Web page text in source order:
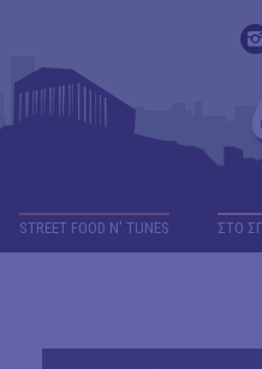
STREET FOOD N' TUNES ΣΤΟ